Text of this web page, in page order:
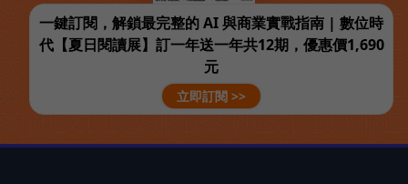
一鍵訂閱，解鎖最完整的 AI 與商業實戰指南 | 數位時
代【夏日閱讀展】訂一年送一年共12期，優惠價1,690
元
立即訂閱 >>